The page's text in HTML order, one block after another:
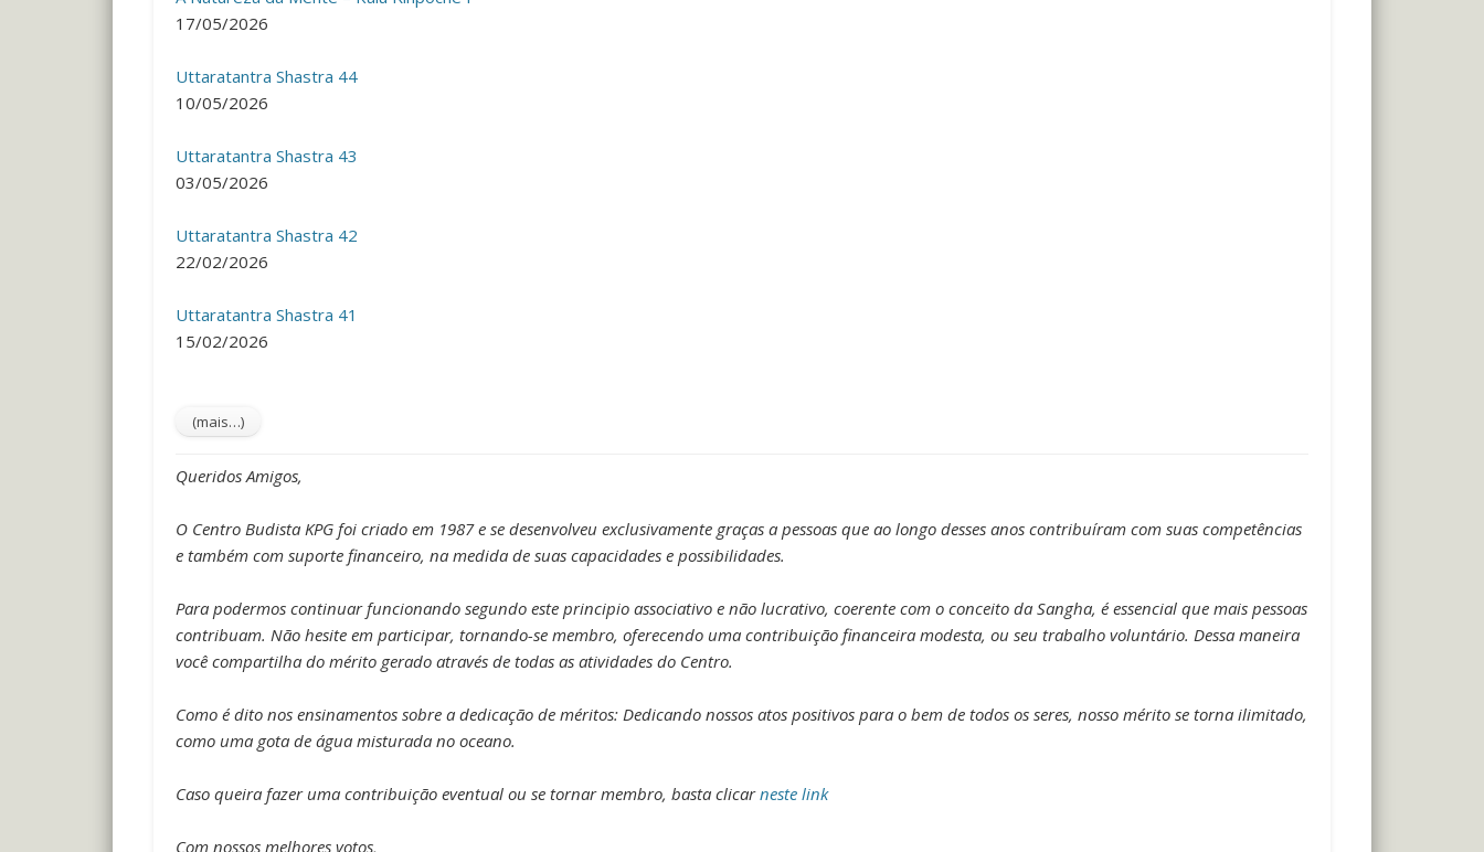
17/05/2026
Uttaratantra Shastra 44
10/05/2026
Uttaratantra Shastra 43
03/05/2026
Uttaratantra Shastra 42
22/02/2026
Uttaratantra Shastra 41
15/02/2026
Queridos Amigos,
O Centro Budista KPG foi criado em 1987 e se desenvolveu exclusivamente graças a pessoas que ao longo desses anos contribuíram com suas competências
e também com suporte financeiro, na medida de suas capacidades e possibilidades.
Para podermos continuar funcionando segundo este principio associativo e não lucrativo, coerente com o conceito da Sangha, é essencial que mais pessoas
contribuam. Não hesite em participar, tornando-se membro, oferecendo uma contribuição financeira modesta, ou seu trabalho voluntário. Dessa maneira
você compartilha do mérito gerado através de todas as atividades do Centro.
Como é dito nos ensinamentos sobre a dedicação de méritos: Dedicando nossos atos positivos para o bem de todos os seres, nosso mérito se torna ilimitado,
como uma gota de água misturada no oceano.
Caso queira fazer uma contribuição eventual ou se tornar membro, basta clicarneste link
Com nossos melhores votos,